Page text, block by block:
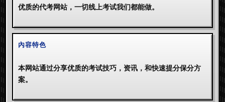
优质的代考网站，一切线上考试我们都能做。
內容特色
本网站通过分享优质的考试技巧，资讯，和快速提分保分方
案。